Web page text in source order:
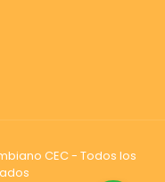
CEC - Todos los